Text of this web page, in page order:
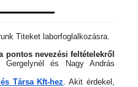
Titeket laborfoglalkozásra.
pontos nevezési feltételekről
és Nagy András
Társa Kft-hez. Akit érdekel,